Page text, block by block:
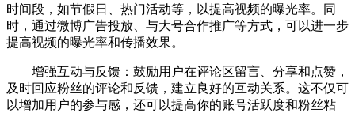
时间段，如节假日、热门活动等，以提高视频的曝光率。同
时，通过微博广告投放、与大号合作推广等方式，可以进一步
提高视频的曝光率和传播效果。
增强互动与反馈：鼓励用户在评论区留言、分享和点赞，
及时回应粉丝的评论和反馈，建立良好的互动关系。这不仅可
以增加用户的参与感，还可以提高你的账号活跃度和粉丝粘